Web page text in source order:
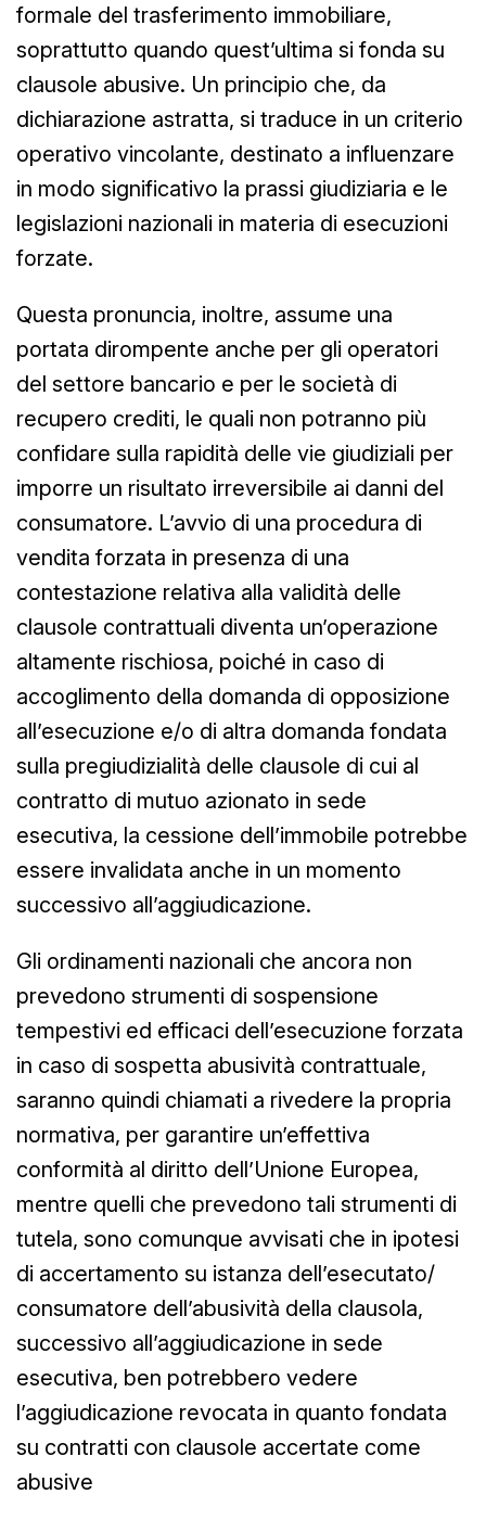
formale del trasferimento immobiliare,
soprattutto quando quest’ultima si fonda su
clausole abusive. Un principio che, da
dichiarazione astratta, si traduce in un criterio
operativo vincolante, destinato a influenzare
in modo significativo la prassi giudiziaria e le
legislazioni nazionali in materia di esecuzioni
forzate.
Questa pronuncia, inoltre, assume una
portata dirompente anche per gli operatori
del settore bancario e per le società di
recupero crediti, le quali non potranno più
confidare sulla rapidità delle vie giudiziali per
imporre un risultato irreversibile ai danni del
consumatore. L’avvio di una procedura di
vendita forzata in presenza di una
contestazione relativa alla validità delle
clausole contrattuali diventa un’operazione
altamente rischiosa, poiché in caso di
accoglimento della domanda di opposizione
all’esecuzione e/o di altra domanda fondata
sulla pregiudizialità delle clausole di cui al
contratto di mutuo azionato in sede
esecutiva, la cessione dell’immobile potrebbe
essere invalidata anche in un momento
successivo all’aggiudicazione.
Gli ordinamenti nazionali che ancora non
prevedono strumenti di sospensione
tempestivi ed efficaci dell’esecuzione forzata
in caso di sospetta abusività contrattuale,
saranno quindi chiamati a rivedere la propria
normativa, per garantire un’effettiva
conformità al diritto dell’Unione Europea,
mentre quelli che prevedono tali strumenti di
tutela, sono comunque avvisati che in ipotesi
di accertamento su istanza dell’esecutato/
consumatore dell’abusività della clausola,
successivo all’aggiudicazione in sede
esecutiva, ben potrebbero vedere
l’aggiudicazione revocata in quanto fondata
su contratti con clausole accertate come
abusive